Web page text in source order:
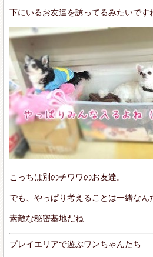
下にいるお友達を誘ってるみたいです
こっちは別のチワワのお友達。
でも、やっぱり考えることは一緒なん
素敵な秘密基地だね
プレイエリアで遊ぶワンちゃんたち